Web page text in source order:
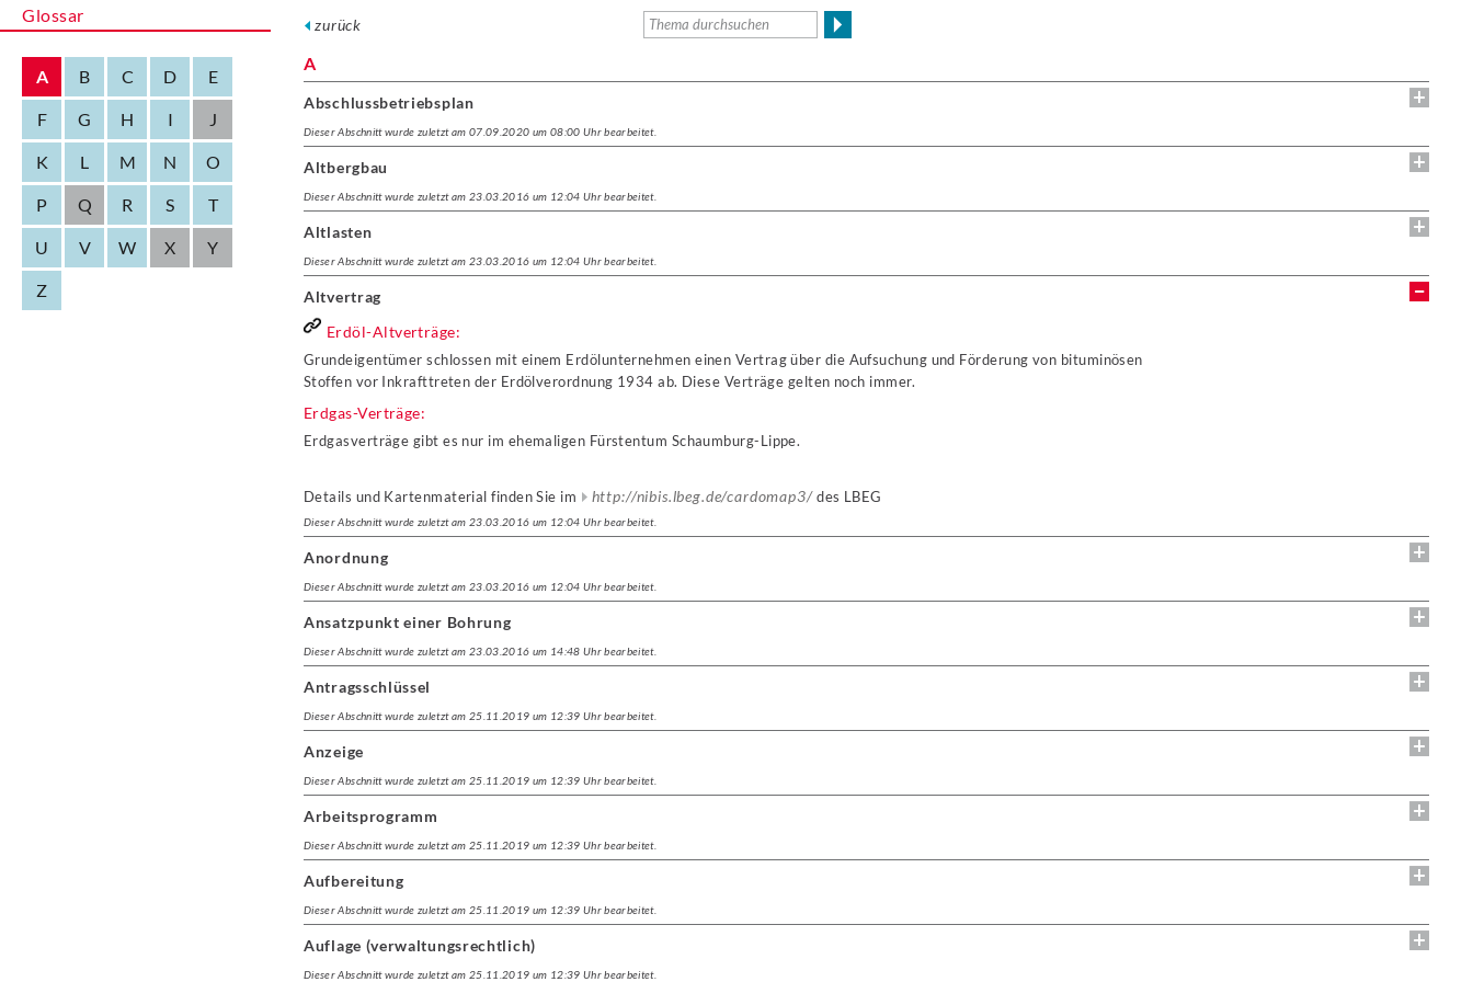
Glossar
A B C D E
F G H I J
K L M N O
P Q R S T
U V W X Y
Z
zurück
A
Abschlussbetriebsplan
Dieser Abschnitt wurde zuletzt am 07.09.2020 um 08:00 Uhr bearbeitet.
Altbergbau
Dieser Abschnitt wurde zuletzt am 23.03.2016 um 12:04 Uhr bearbeitet.
Altlasten
Dieser Abschnitt wurde zuletzt am 23.03.2016 um 12:04 Uhr bearbeitet.
Altvertrag
Erdöl-Altverträge:
Grundeigentümer schlossen mit einem Erdölunternehmen einen Vertrag über die Aufsuchung und Förderung von bituminösen
Stoffen vor Inkrafttreten der Erdölverordnung 1934 ab. Diese Verträge gelten noch immer.
Erdgas-Verträge:
Erdgasverträge gibt es nur im ehemaligen Fürstentum Schaumburg-Lippe.
Details und Kartenmaterial finden Sie im http://nibis.lbeg.de/cardomap3/des LBEG
Dieser Abschnitt wurde zuletzt am 23.03.2016 um 12:04 Uhr bearbeitet.
Anordnung
Dieser Abschnitt wurde zuletzt am 23.03.2016 um 12:04 Uhr bearbeitet.
Ansatzpunkt einer Bohrung
Dieser Abschnitt wurde zuletzt am 23.03.2016 um 14:48 Uhr bearbeitet.
Antragsschlüssel
Dieser Abschnitt wurde zuletzt am 25.11.2019 um 12:39 Uhr bearbeitet.
Anzeige
Dieser Abschnitt wurde zuletzt am 25.11.2019 um 12:39 Uhr bearbeitet.
Arbeitsprogramm
Dieser Abschnitt wurde zuletzt am 25.11.2019 um 12:39 Uhr bearbeitet.
Aufbereitung
Dieser Abschnitt wurde zuletzt am 25.11.2019 um 12:39 Uhr bearbeitet.
Auflage (verwaltungsrechtlich)
Dieser Abschnitt wurde zuletzt am 25.11.2019 um 12:39 Uhr bearbeitet.